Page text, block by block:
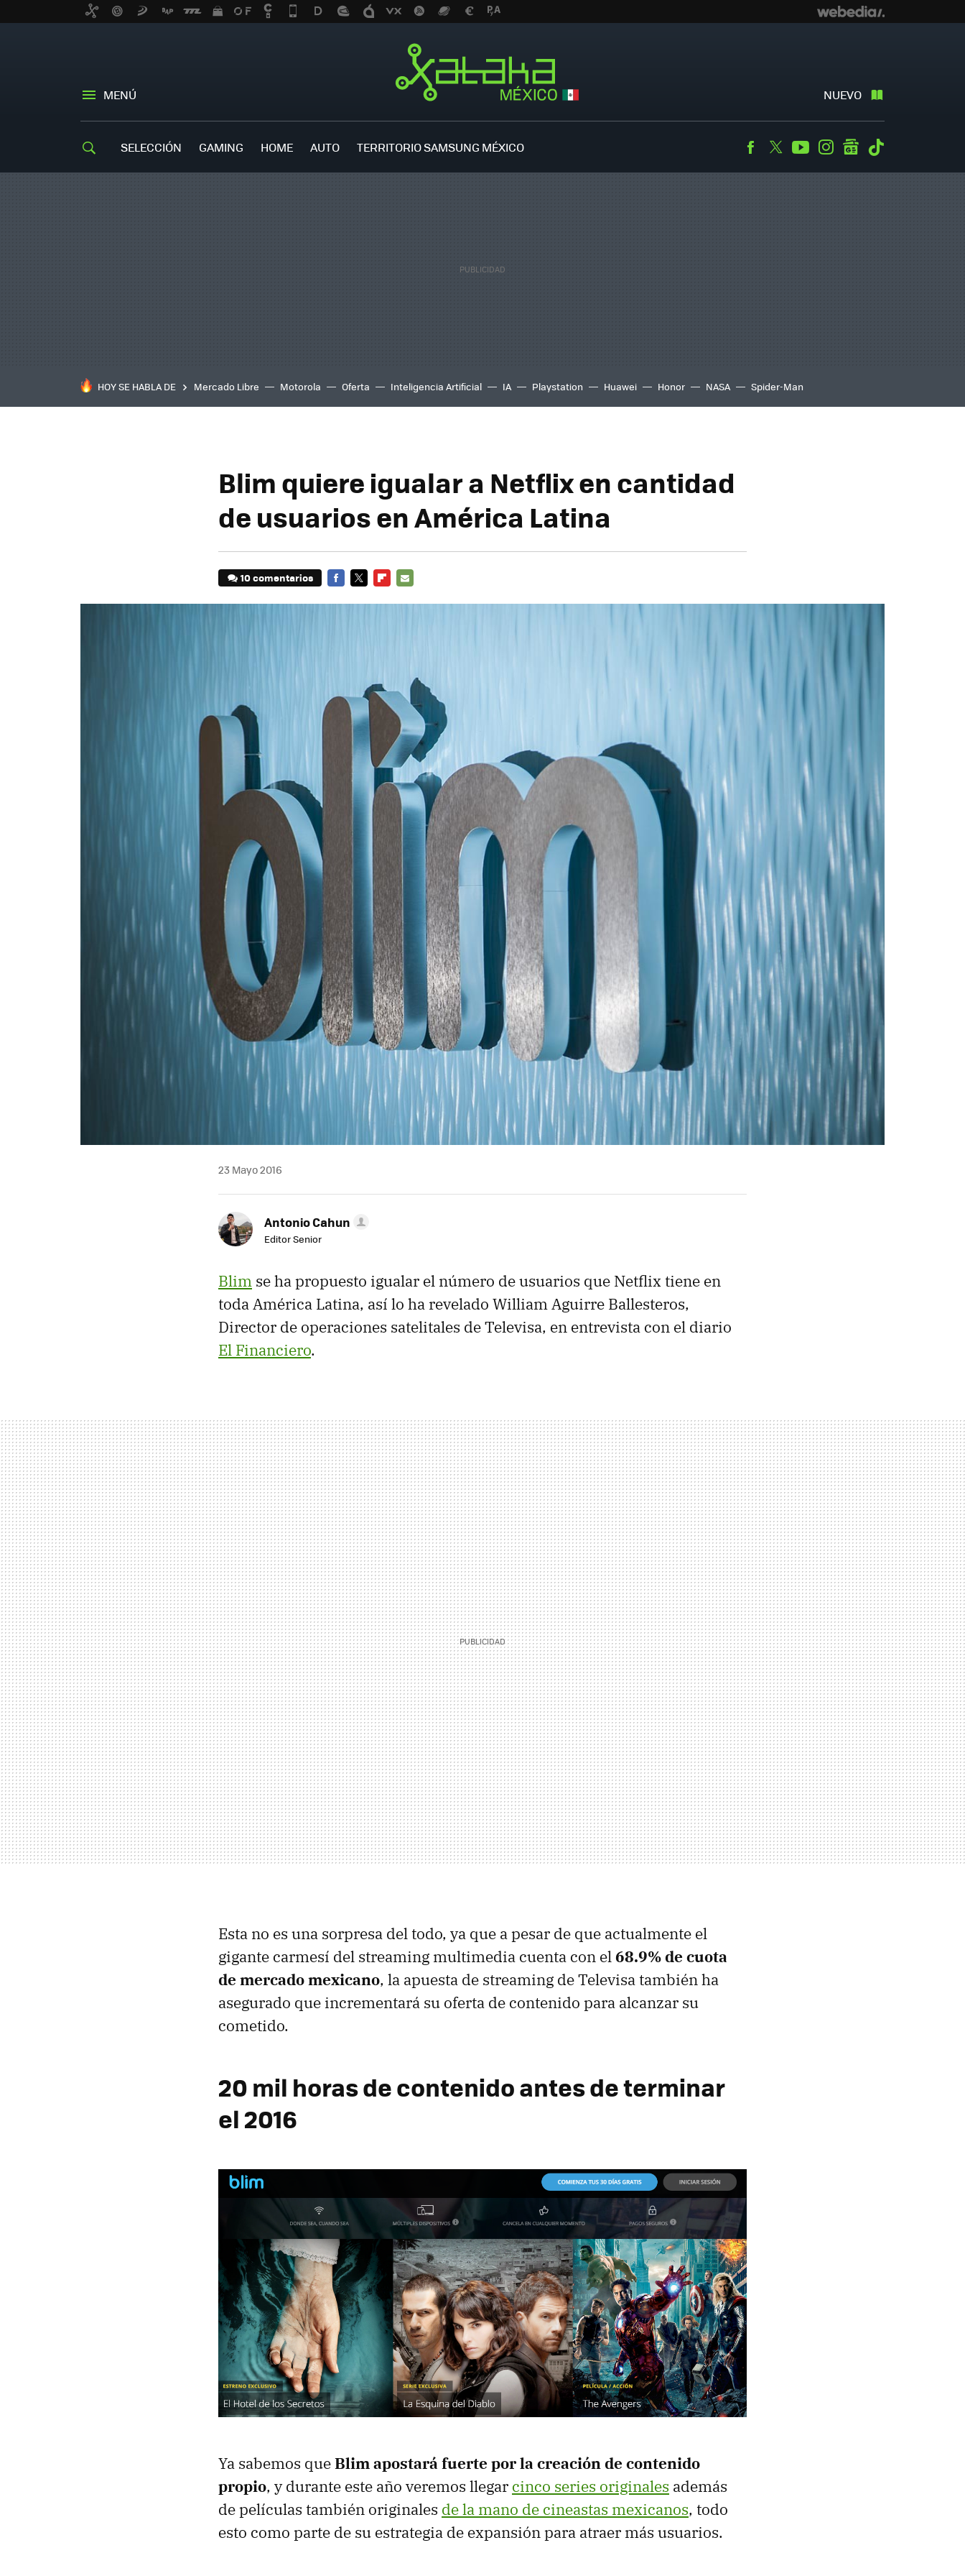
MENÚ NUEVO
SELECCIÓN GAMING HOME AUTO TERRITORIO SAMSUNG MÉXICO Facebook
TwitterYoutubeInstagramgooglenews
HOY SE HABLA DE Mercado Libre Motorola Oferta Inteligencia Artificial IA Playstation Huawei Honor NASA Spider-Man
Blim quiere igualar a Netflix en cantidad
de usuarios en América Latina
10 comentarios
23 Mayo 2016
Antonio Cahun
Editor Senior
Blim se ha propuesto igualar el número de usuarios que Netflix tiene en
toda América Latina, así lo ha revelado William Aguirre Ballesteros,
Director de operaciones satelitales de Televisa, en entrevista con el diario
El Financiero.
Esta no es una sorpresa del todo, ya que a pesar de que actualmente el
gigante carmesí del streaming multimedia cuenta con el68.9% de cuota
de mercado mexicano, la apuesta de streaming de Televisa también ha
asegurado que incrementará su oferta de contenido para alcanzar su
cometido.
20 mil horas de contenido antes de terminar
el 2016
Ya sabemos queBlim apostará fuerte por la creación de contenido
propio, y durante este año veremos llegar cinco series originales además
de películas también originales de la mano de cineastas mexicanos, todo
esto como parte de su estrategia de expansión para atraer más usuarios.